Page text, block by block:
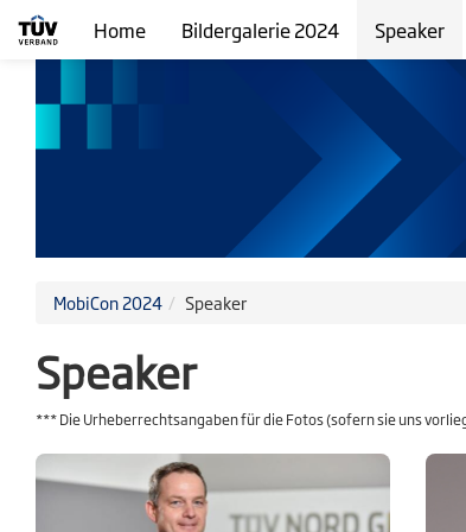
Home Bildergalerie 2024 Speaker
MobiCon 2024 Speaker
Speaker
*** Die Urheberrechtsangaben für die Fotos (sofern sie uns